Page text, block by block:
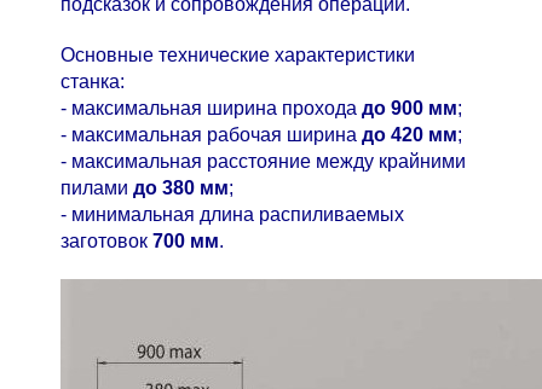
Основные технические характеристики
станка:
- максимальная ширина прохода до 900 мм;
- максимальная рабочая ширина до 420 мм;
- максимальная расстояние между крайними
пилами до 380 мм;
- минимальная длина распиливаемых
заготовок 700 мм.